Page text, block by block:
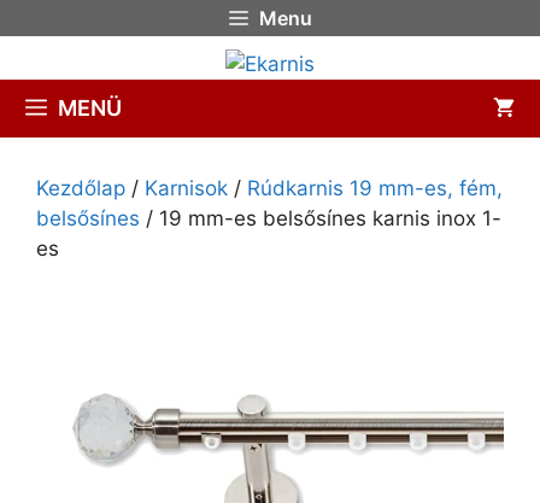
Menu
MENÜ
Kezdőlap / Karnisok / Rúdkarnis 19 mm-es, fém,
belsősínes / 19 mm-es belsősínes karnis inox 1-
es